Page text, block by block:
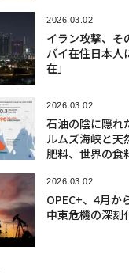
2026.03.02
イラン攻撃、
バイ在住日本人
在」
2026.03.02
石油の陰に隠
ルムズ海峡と天
肥料、世界の食
2026.03.02
OPEC+、4月か
中東危機の深刻